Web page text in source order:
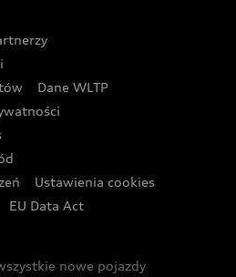
Audi
w Warszawie
Narciarskich w
Dane WLTP
Ustawienia cookies
EU Data Act
nowe pojazdy